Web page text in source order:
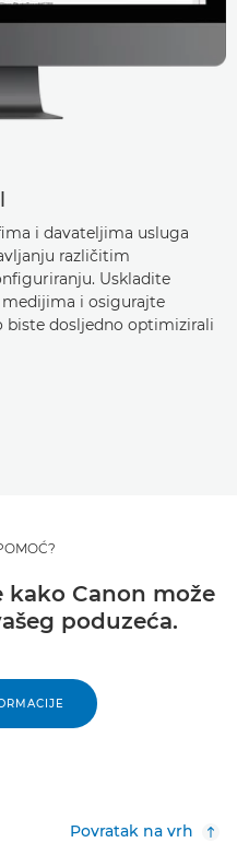
i davateljima usluga
različitim
Uskladite
i osigurajte
biste dosljedno optimizirali
kako Canon može
poduzeća.
Povratak na vrh